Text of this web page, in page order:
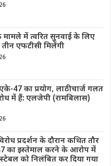
में त्वरित सुनवाई के लिए
तीन एफटीसी मिलेंगी
एके-47 का प्रयोग, लाठीचार्ज गलत
में हैं: एलजेपी (रामबिलास)
प्रदर्शन के दौरान कथित तौर
का इस्तेमाल करने के आरोप में
को निलंबित कर दिया गया